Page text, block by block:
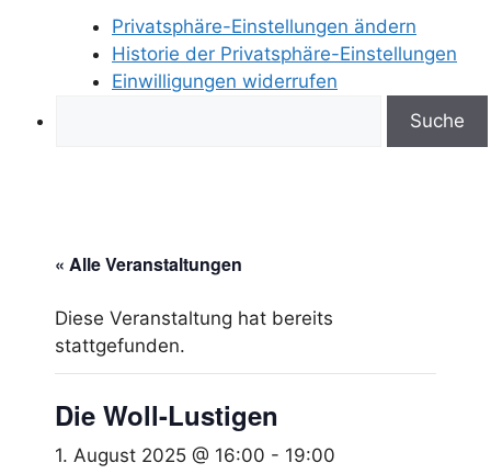
Privatsphäre-Einstellungen ändern
Historie der Privatsphäre-Einstellungen
Einwilligungen widerrufen
« Alle Veranstaltungen
Diese Veranstaltung hat bereits
stattgefunden.
Die Woll-Lustigen
1. August 2025 @ 16:00 - 19:00